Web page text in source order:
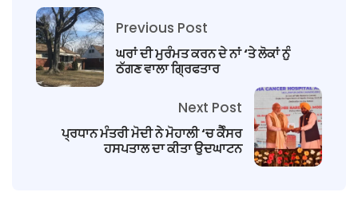
Previous Post
ਘਰਾਂ ਦੀ ਮੁਰੰਮਤ ਕਰਨ ਦੇ ਨਾਂ ‘ਤੇ ਲੋਕਾਂ ਨੁੰ
ਠੱਗਣ ਵਾਲਾ ਗ੍ਰਿਫਤਾਰ
Next Post
ਪ੍ਰਧਾਨ ਮੰਤਰੀ ਮੋਦੀ ਨੇ ਮੋਹਾਲੀ ‘ਚ ਕੈੰਸਰ
ਹਸਪਤਾਲ ਦ‍ਾ ਕੀਤਾ ਉਦਘਾਟਨ